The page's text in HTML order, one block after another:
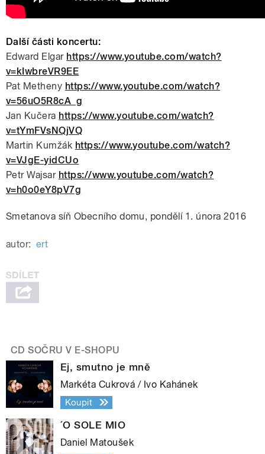
Další části koncertu:
Edward Elgar https://www.youtube.com/watch?
v=kIwbreVR9EE
Pat Metheny https://www.youtube.com/watch?
v=56uO5R8cA_g
Jan Kučera https://www.youtube.com/watch?
v=tYmFVsNQjVQ
Martin Kumžák https://www.youtube.com/watch?
v=VJgE-yidCUo
Petr Wajsar https://www.youtube.com/watch?
v=h0o0eY8pV7g
Smetanova síň Obecního domu, pondělí 1. února 2016
autor: ert
CD SOČRU V E-SHOPU
Ej, smutno je mně
Markéta Cukrová / Ivo Kahánek
Koupit
´O SOLE MIO
Daniel Matoušek